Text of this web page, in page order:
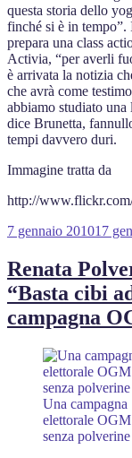
questa storia dello
finché si è in
prepara una class
Activia, “per averli
è arrivata la notizia
che avrà come
abbiamo studiato
dice Brunetta,
tempi davvero duri.
Immagine tratta da
http://
Pubblicato
7 gennaio 201017
Renata
“Basta cibi
campagna
Una campagna
elettorale
senza polverine